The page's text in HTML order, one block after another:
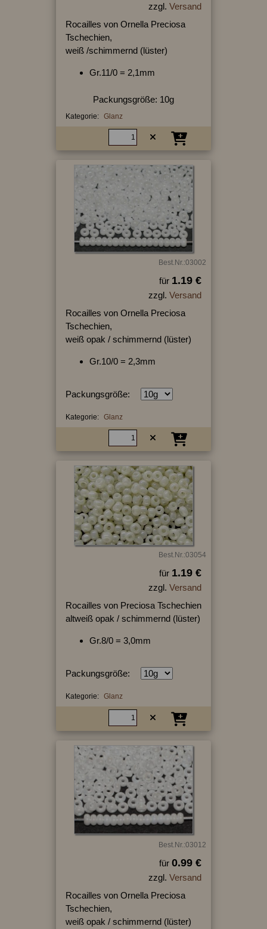
zzgl. Versand
Rocailles von Ornella Preciosa
Tschechien,
weiß /schimmernd (lüster)
Gr.11/0 = 2,1mm
Packungsgröße: 10g
Kategorie: Glanz
Best.Nr.:03002
für 1.19 €
zzgl. Versand
Rocailles von Ornella Preciosa
Tschechien,
weiß opak / schimmernd (lüster)
Gr.10/0 = 2,3mm
Packungsgröße:
Kategorie: Glanz
Best.Nr.:03054
für 1.19 €
zzgl. Versand
Rocailles von Preciosa Tschechien
altweiß opak / schimmernd (lüster)
Gr.8/0 = 3,0mm
Packungsgröße:
Kategorie: Glanz
Best.Nr.:03012
für 0.99 €
zzgl. Versand
Rocailles von Ornella Preciosa
Tschechien,
weiß opak / schimmernd (lüster)